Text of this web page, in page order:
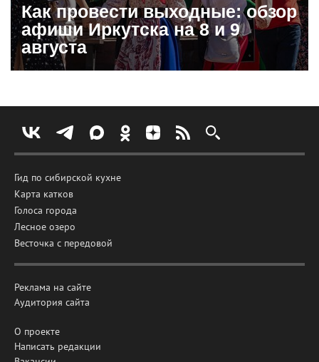
Как провести выходные: обзор
афиши Иркутска на 8 и 9
августа
Гид по сибирской кухне
Карта катков
Голоса города
Лесное озеро
Весточка с передовой
Реклама на сайте
Аудитория сайта
О проекте
Написать редакции